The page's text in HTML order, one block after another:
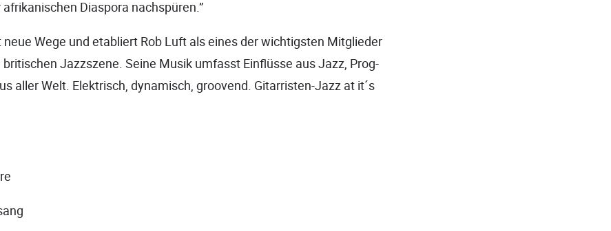
Diaspora nachspüren.”
neue Wege und etabliert Rob Luft als eines der wichtigsten Mitglieder
Jazzszene. Seine Musik umfasst Einflüsse aus Jazz, Prog-
aller Welt. Elektrisch, dynamisch, groovend. Gitarristen-Jazz at it´s